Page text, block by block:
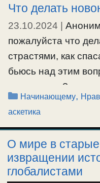
самовозвышения,
от духа
и исполняет саму
разумеется
…
Ещё…
#пост
Что делать
23.10.2024
пожалуйста что
страстями, как
бьюсь над этим
это сделать? ну
спасением? С чего
Что читать? что
пожалуйста? ибо
заново теперь
Ещё…
Рубрики
Начинающему,
аскетика
О мире в
извращении
глобалистами